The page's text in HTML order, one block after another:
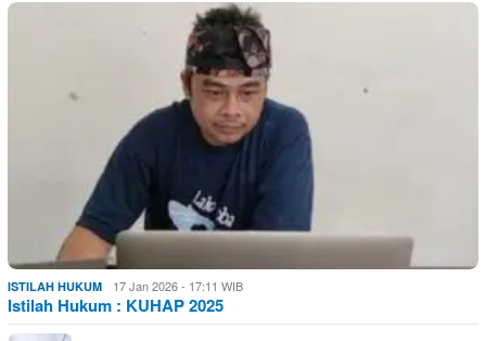
ISTILAH HUKUM 17 Jan 2026 - 17:11 WIB
Istilah Hukum : KUHAP 2025